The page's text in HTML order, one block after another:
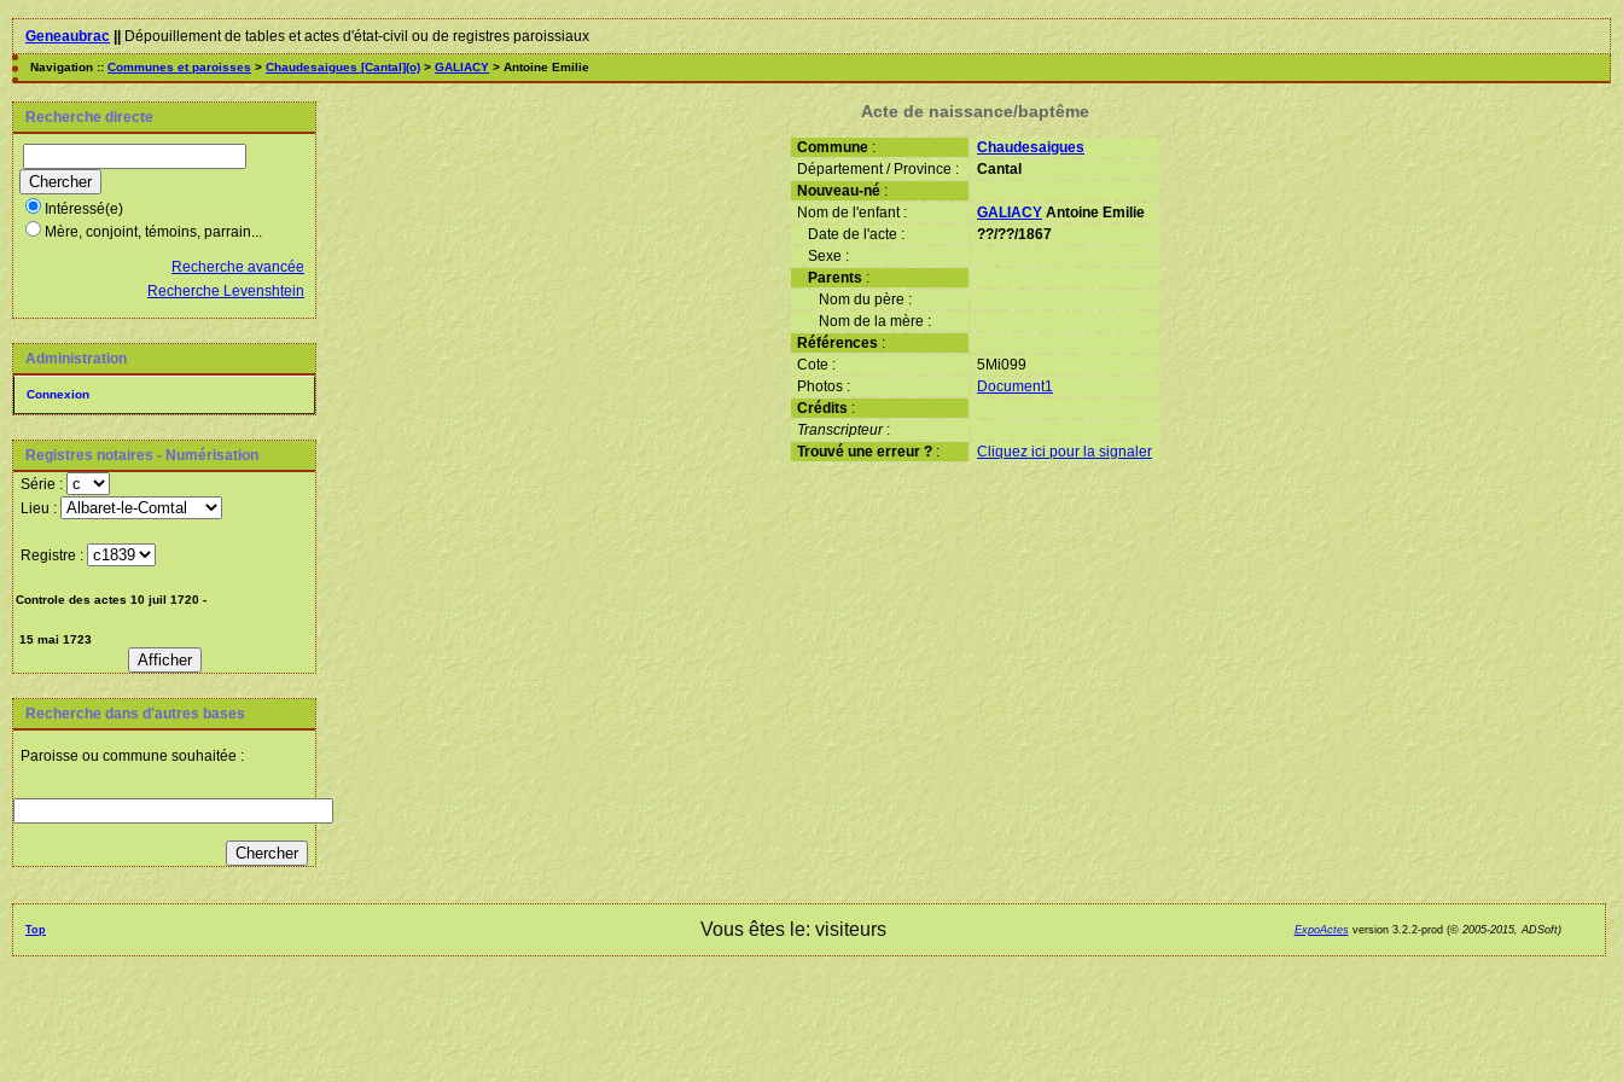
Geneaubrac||Dépouillement de tables et actes d'état-civil ou de registres paroissiaux
Navigation :: Communes et paroisses > Chaudesaigues [Cantal](o) > GALIACY > Antoine Emilie
Recherche directe
Intéressé(e)
Mère, conjoint, témoins, parrain...
Recherche avancée
Recherche Levenshtein
Administration
Connexion
Registres notaires - Numérisation
Série :
Lieu :
Registre :
Recherche dans d'autres bases
Paroisse ou commune souhaitée :
Acte de naissance/baptême
Commune :
Chaudesaigues
Département / Province :
Cantal
Nouveau-né :
Nom de l'enfant :
GALIACY Antoine Emilie
Date de l'acte :
??/??/1867
Sexe :
Parents :
Nom du père :
Nom de la mère :
Références :
Cote :
5Mi099
Photos :
Document1
Crédits :
Transcripteur:
Trouvé une erreur ? : Cliquez ici pour la signaler
Top Vous êtes le: visiteurs ExpoActesversion 3.2.2-prod (©2005-2015, ADSoft)